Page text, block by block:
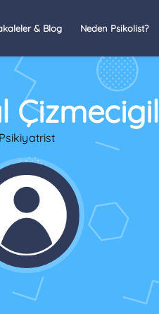
& Blog Neden Psikolist?
Çizmecigil
Psikiyatrist